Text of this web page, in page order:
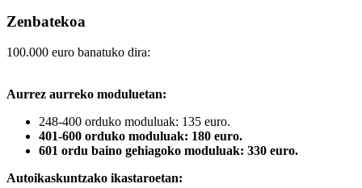
Zenbatekoa
100.000 euro banatuko dira:
Aurrez aurreko moduluetan:
248-400 orduko moduluak: 135 euro.
401-600 orduko moduluak: 180 euro.
601 ordu baino gehiagoko moduluak: 330 euro.
Autoikaskuntzako ikastaroetan: